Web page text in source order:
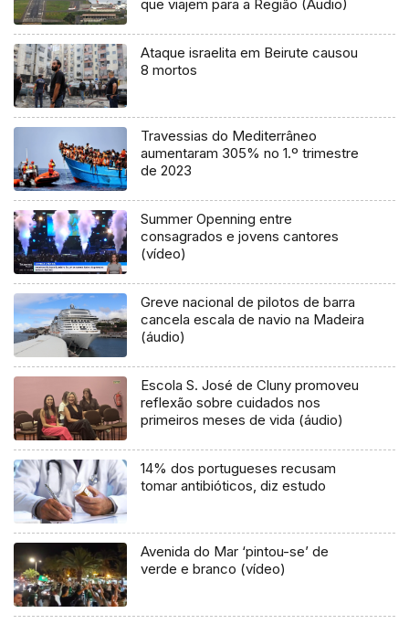
que viajem para a Região (Áudio)
Ataque israelita em Beirute causou
8 mortos
Travessias do Mediterrâneo
aumentaram 305% no 1.º trimestre
de 2023
Summer Openning entre
consagrados e jovens cantores
(vídeo)
Greve nacional de pilotos de barra
cancela escala de navio na Madeira
(áudio)
Escola S. José de Cluny promoveu
reflexão sobre cuidados nos
primeiros meses de vida (áudio)
14% dos portugueses recusam
tomar antibióticos, diz estudo
Avenida do Mar ‘pintou-se’ de
verde e branco (vídeo)